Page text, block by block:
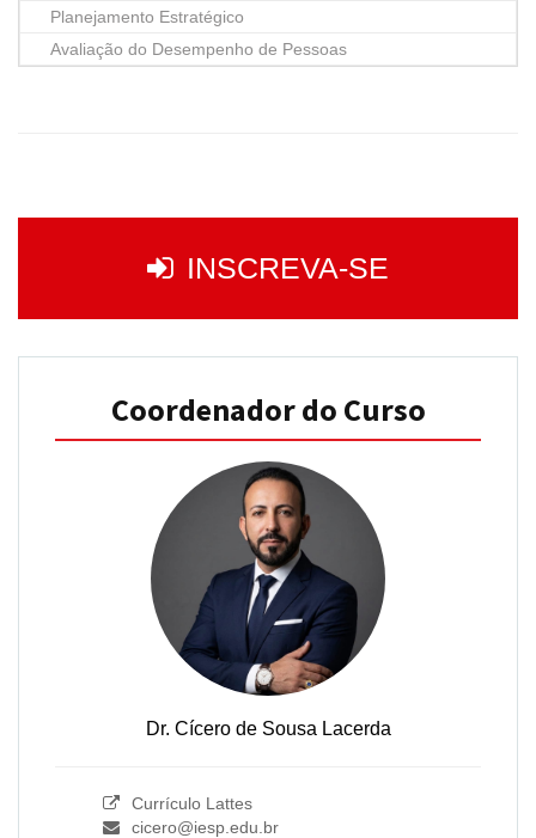
Planejamento Estratégico
Avaliação do Desempenho de Pessoas
INSCREVA-SE
Coordenador do Curso
Dr. Cícero de Sousa Lacerda
Currículo Lattes
cicero@iesp.edu.br